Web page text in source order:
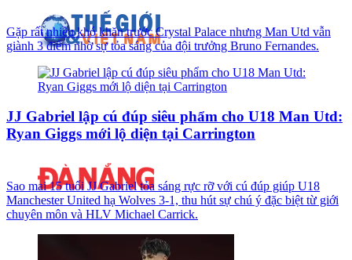
Gặp rất nhiều khó khăn trước Crystal Palace nhưng Man Utd vẫn
giành 3 điểm nhờ sự tỏa sáng của đội trưởng Bruno Fernandes.
JJ Gabriel lập cú đúp siêu phẩm cho U18 Man Utd:
Ryan Giggs mới lộ diện tại Carrington
Sao mai 15 tuổi JJ Gabriel tỏa sáng rực rỡ với cú đúp giúp U18
Manchester United hạ Wolves 3-1, thu hút sự chú ý đặc biệt từ giới
chuyên môn và HLV Michael Carrick.